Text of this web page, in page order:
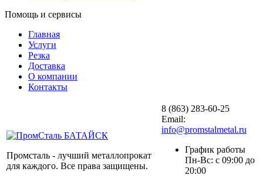
Помощь и сервисы
Главная
Услуги
Резка
Доставка
О компании
Контакты
Промсталь - лучший металлопрокат
для каждого. Все права защищены.
8 (863) 283-60-25
Email:
info@promstalmetal.ru
График работы
Пн-Вс: с 09:00 до
20:00